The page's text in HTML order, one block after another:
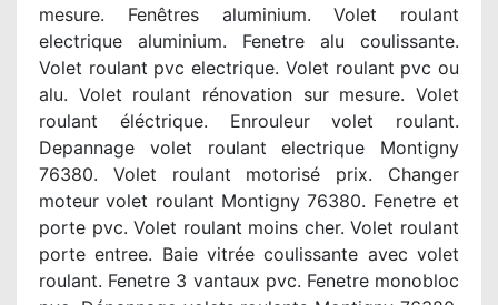
mesure. Fenêtres aluminium. Volet roulant
electrique aluminium. Fenetre alu coulissante.
Volet roulant pvc electrique. Volet roulant pvc ou
alu. Volet roulant rénovation sur mesure. Volet
roulant éléctrique. Enrouleur volet roulant.
Depannage volet roulant electrique Montigny
76380. Volet roulant motorisé prix. Changer
moteur volet roulant Montigny 76380. Fenetre et
porte pvc. Volet roulant moins cher. Volet roulant
porte entree. Baie vitrée coulissante avec volet
roulant. Fenetre 3 vantaux pvc. Fenetre monobloc